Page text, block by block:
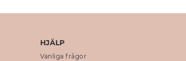
HJÄLP
Vanliga frågor